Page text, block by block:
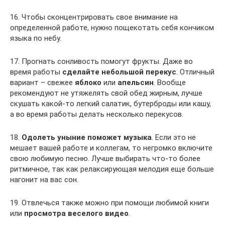
16. Чтобы сконцентрировать свое внимание на
определенной работе, нужно пощекотать себя кончиком
языка по небу.
17. Прогнать сонливость помогут фрукты. Даже во
время работы сделайте небольшой перекус. Отличный
вариант – свежее яблоко или апельсин. Вообще
рекомендуют не утяжелять свой обед жирным, лучше
скушать какой-то легкий салатик, бутерброды или кашу,
а во время работы делать несколько перекусов.
18. Одолеть уныние поможет музыка. Если это не
мешает вашей работе и коллегам, то негромко включите
свою любимую песню. Лучше выбирать что-то более
ритмичное, так как релаксирующая мелодия еще больше
нагонит на вас сон.
19. Отвлечься также можно при помощи любимой книги
или просмотра веселого видео.